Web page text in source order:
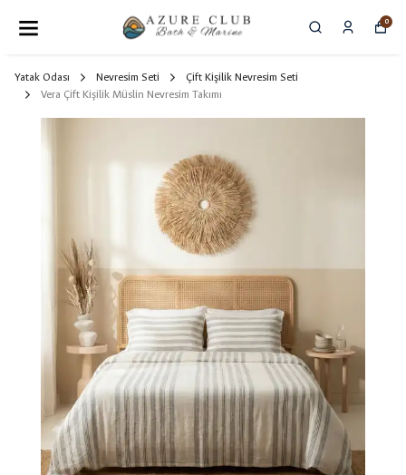
0
Yatak Odası Nevresim Seti
Çift Kişilik Nevresim Seti
Vera Çift Kişilik Müslin Nevresim Takımı